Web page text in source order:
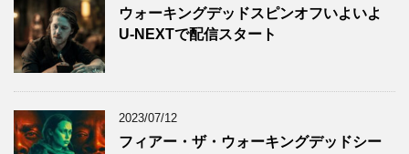
ウォーキングデッドスピンオフいよいよ
U-NEXTで配信スタート
2023/07/12
フィアー・ザ・ウォーキングデッドシー